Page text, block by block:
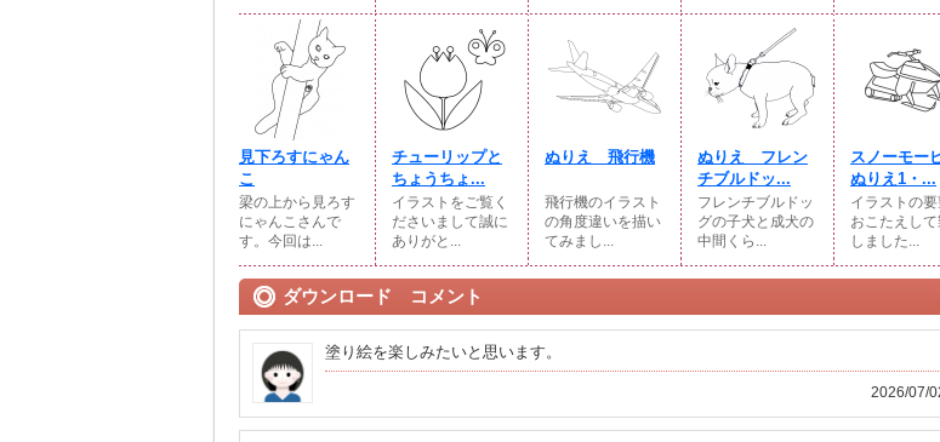
見下ろすにゃん
こ
梁の上から見ろす
にゃんこさんで
す。今回は...
チューリップと
ちょうちょ...
イラストをご覧く
ださいまして誠に
ありがと...
ぬりえ 飛行機
飛行機のイラスト
の角度違いを描い
てみまし...
ぬりえ フレン
チブルドッ...
フレンチブルドッ
グの子犬と成犬の
中間くら...
スノーモー
ぬりえ1・...
イラストの要
おこたえし
しました...
ダウンロード コメント
塗り絵を楽しみたいと思います。
2026/07/